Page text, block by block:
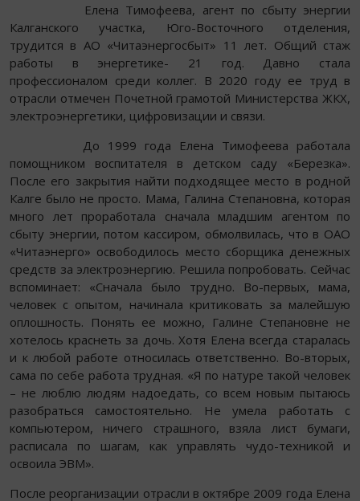
Елена Тимофеева, агент по сбыту энергии
Калганского участка, Юго-Восточного отделения,
трудится в АО «Читаэнергосбыт» 11 лет. Общий стаж
работы в энергетике- 21 год. Давно стала
профессионалом среди коллег. В 2020 году ее труд в
отрасли отмечен Почетной грамотой Министерства ЖКХ,
электроэнергетики, цифровизации и связи.
До 1999 года Елена Тимофеева работала
помощником воспитателя в детском саду «Березка».
После его закрытия найти подходящее место в родной
Калге было не просто. Мама, Галина Степановна, которая
много лет проработала сначала младшим агентом по
сбыту энергии, потом кассиром, обмолвилась, что в ОАО
«Читаэнерго» освободилось место сборщика денежных
средств за электроэнергию. Решила попробовать. Сейчас
вспоминает: «Сначала было трудно. Во-первых, мама,
человек с опытом, начинала критиковать за малейшую
оплошность. Понять ее можно, Галине Степановне не
хотелось краснеть за дочь. Хотя Елена всегда старалась
и к любой работе относилась ответственно. Во-вторых,
сама по себе работа трудная. «Я по натуре такой человек
– не люблю людям надоедать, со всем новым пытаюсь
разобраться самостоятельно. Не умела работать с
компьютером, ничего страшного, взяла лист бумаги,
расписала по шагам, как управлять чудо-техникой и
освоила ЭВМ».
После реорганизации отрасли в октябре 2009 года Елена